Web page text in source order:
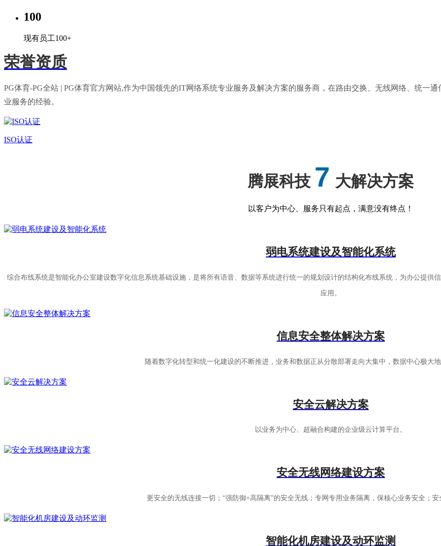
100
现有员工100+
荣誉资质
PG体育-PG全站 | PG体育官方网站,作为中国领先的IT网络系统专业服务及解决方案的服务商，在路由交换、无线网络、统一
业服务的经验。
ISO认证
腾展科技 7 大解决方案
以客户为中心、服务只有起点，满意没有终点！
弱电系统建设及智能化系统
综合布线系统是智能化办公室建设数字化信息系统基础设施，是将所有语音、数据等系统进行统一的规划设计的结构化布线系统，为办公提供
应用。
信息安全整体解决方案
随着数字化转型和统一化建设的不断推进，业务和数据正从分散部署走向大集中，数据中心极大
安全云解决方案
以业务为中心、超融合构建的企业级云计算平台。
安全无线网络建设方案
更安全的无线连接一切；“强防御+高隔离”的安全无线；专网专用业务隔离，保核心业务安全；
智能化机房建设及动环监测